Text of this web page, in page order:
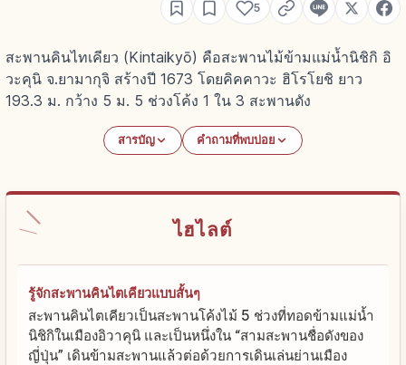
5
สะพานคินไทเคียว (Kintaikyō) คือสะพานไม้ข้ามแม่น้ำนิชิกิ อิ
วะคุนิ จ.ยามากุจิ สร้างปี 1673 โดยคิคคาวะ ฮิโรโยชิ ยาว
193.3 ม. กว้าง 5 ม. 5 ช่วงโค้ง 1 ใน 3 สะพานดัง
สารบัญ คำถามที่พบบ่อย
ไฮไลต์
รู้จักสะพานคินไตเคียวแบบสั้นๆ
สะพานคินไตเคียวเป็นสะพานโค้งไม้ 5 ช่วงที่ทอดข้ามแม่น้ำ
นิชิกิในเมืองอิวาคุนิ และเป็นหนึ่งใน “สามสะพานชื่อดังของ
ญี่ปุ่น” เดินข้ามสะพานแล้วต่อด้วยการเดินเล่นย่านเมือง